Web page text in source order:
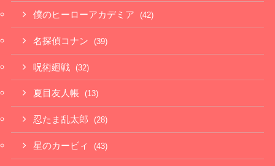
僕のヒーローアカデミア (42)
名探偵コナン (39)
呪術廻戦 (32)
夏目友人帳 (13)
忍たま乱太郎 (28)
星のカービィ (43)